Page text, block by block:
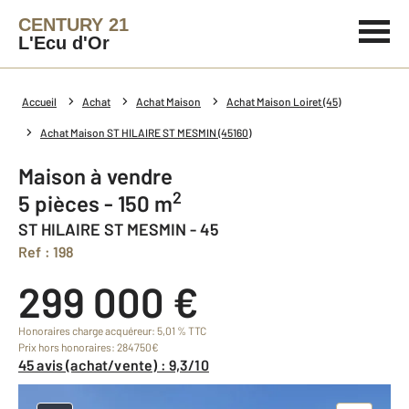
CENTURY 21
L'Ecu d'Or
Accueil Achat Achat Maison Achat Maison Loiret (45)
Achat Maison ST HILAIRE ST MESMIN (45160)
Maison à vendre
5 pièces - 150 m2
ST HILAIRE ST MESMIN - 45
Ref : 198
299 000 €
Honoraires charge acquéreur: 5,01 % TTC
Prix hors honoraires: 284750€
45 avis (achat/vente) : 9,3/10